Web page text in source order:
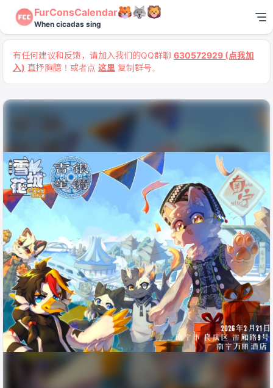
FurConsCalendar
When cicadas sing
有任何建议和反馈，请加入我们的QQ群聊 630572929 (点我加
入) 直抒胸臆！或者点 这里 复制群号。